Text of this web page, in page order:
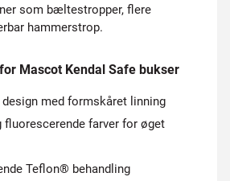
som bæltestropper, flere
hammerstrop.
Mascot Kendal Safe bukser
med formskåret linning
fluorescerende farver for øget
Teflon® behandling